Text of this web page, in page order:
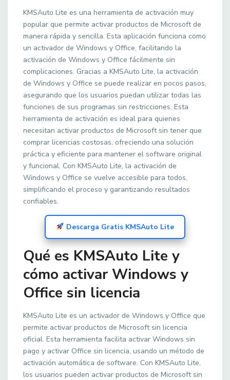
KMSAuto Lite es una herramienta de activación muy
popular que permite activar productos de Microsoft de
manera rápida y sencilla. Esta aplicación funciona como
un activador de Windows y Office, facilitando la
activación de Windows y Office fácilmente sin
complicaciones. Gracias a KMSAuto Lite, la activación
de Windows y Office se puede realizar en pocos pasos,
asegurando que los usuarios puedan utilizar todas las
funciones de sus programas sin restricciones. Esta
herramienta de activación es ideal para quienes
necesitan activar productos de Microsoft sin tener que
comprar licencias costosas, ofreciendo una solución
práctica y eficiente para mantener el software original
y funcional. Con KMSAuto Lite, la activación de
Windows y Office se vuelve accesible para todos,
simplificando el proceso y garantizando resultados
confiables.
Descarga Gratis KMSAuto Lite
Qué es KMSAuto Lite y
cómo activar Windows y
Office sin licencia
KMSAuto Lite es un activador de Windows y Office que
permite activar productos de Microsoft sin licencia
oficial. Esta herramienta facilita activar Windows sin
pago y activar Office sin licencia, usando un método de
activación automática de software. Con KMSAuto Lite,
los usuarios pueden activar productos de Microsoft sin